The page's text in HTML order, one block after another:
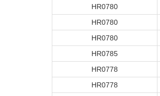
HR0780
HR0780
HR0780
HR0785
HR0778
HR0778